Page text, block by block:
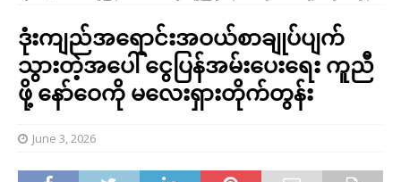
ဒုံးကျည်အရောင်းအဝယ်စာချုပ်ပျက်
သွားတဲ့အပေါ် ငွေပြန်အမ်းပေးရေး ကူညီ
ဖို့ နော်ဝေကို မလေးရှားတိုက်တွန်း
June 3, 2026